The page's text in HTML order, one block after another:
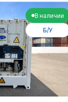
В наличии
Б/У